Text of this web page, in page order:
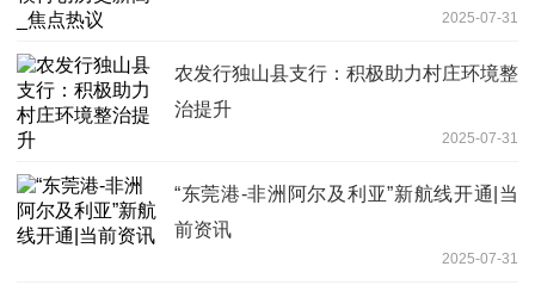
2025-07-31
农发行独山县支行：积极助力村庄环境整
治提升
2025-07-31
“东莞港-非洲阿尔及利亚”新航线开通|当
前资讯
2025-07-31